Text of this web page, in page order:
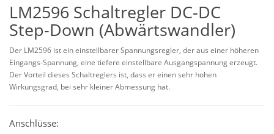
LM2596 Schaltregler DC-DC
Step-Down (Abwärtswandler)
Der LM2596 ist ein einstellbarer Spannungsregler, der aus einer höheren
Eingangs-Spannung, eine tiefere einstellbare Ausgangspannung erzeugt.
Der Vorteil dieses Schaltreglers ist, dass er einen sehr hohen
Wirkungsgrad, bei sehr kleiner Abmessung hat.
Anschlüsse: